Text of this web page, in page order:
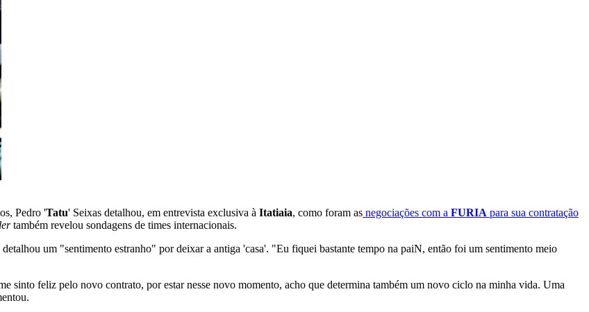
Pedro 'Tatu' Seixas detalhou, em entrevista exclusiva à Itatiaia, como foram as negociações com a FURIA para sua contratação
também revelou sondagens de times internacionais.
detalhou um "sentimento estranho" por deixar a antiga 'casa'. "Eu fiquei bastante tempo na paiN, então foi um sentimento meio
sinto feliz pelo novo contrato, por estar nesse novo momento, acho que determina também um novo ciclo na minha vida. Uma